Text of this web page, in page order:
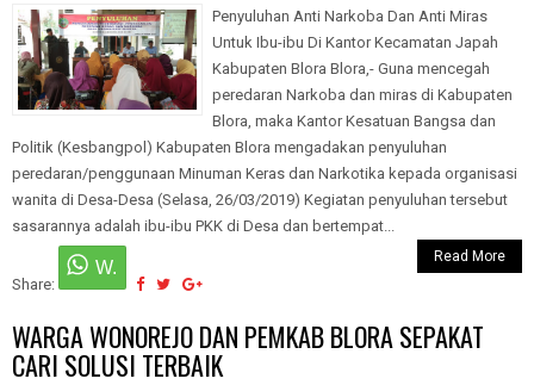
Penyuluhan Anti Narkoba Dan Anti Miras
Untuk Ibu-ibu Di Kantor Kecamatan Japah
Kabupaten Blora Blora,- Guna mencegah
peredaran Narkoba dan miras di Kabupaten
Blora, maka Kantor Kesatuan Bangsa dan
Politik (Kesbangpol) Kabupaten Blora mengadakan penyuluhan
peredaran/penggunaan Minuman Keras dan Narkotika kepada organisasi
wanita di Desa-Desa (Selasa, 26/03/2019) Kegiatan penyuluhan tersebut
sasarannya adalah ibu-ibu PKK di Desa dan bertempat...
Share:
Read More
WARGA WONOREJO DAN PEMKAB BLORA SEPAKAT
CARI SOLUSI TERBAIK